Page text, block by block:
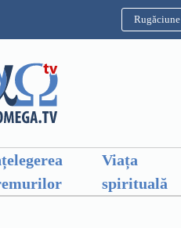
Rugăciune
Viața
spirituală